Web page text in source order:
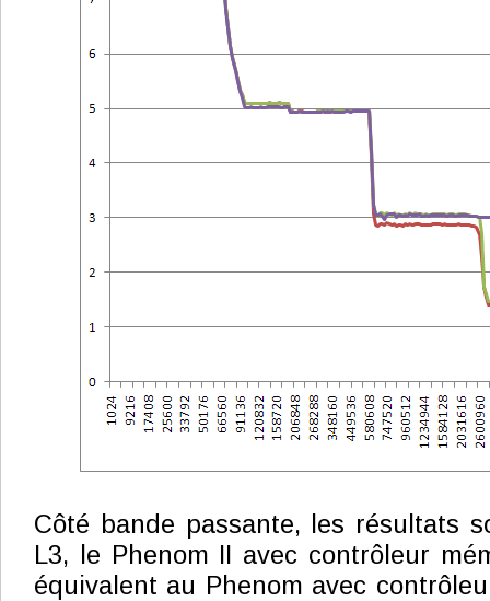
Côté bande passante, les résultats
L3, le Phenom II avec contrôleur
équivalent au Phenom avec